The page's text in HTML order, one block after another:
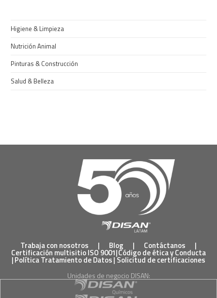
Higiene & Limpieza
Nutrición Animal
Pinturas & Construcción
Salud & Belleza
Trabaja con nosotros | Blog | Contáctanos |
Certificación multisitio ISO 9001|Código de ética y Conducta
|Política Tratamiento de Datos|Solicitud de certificaciones
Unidades de negocio DISAN: